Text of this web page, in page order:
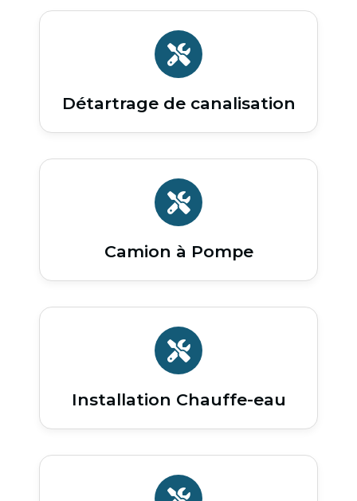
Détartrage de canalisation
Camion à Pompe
Installation Chauffe-eau